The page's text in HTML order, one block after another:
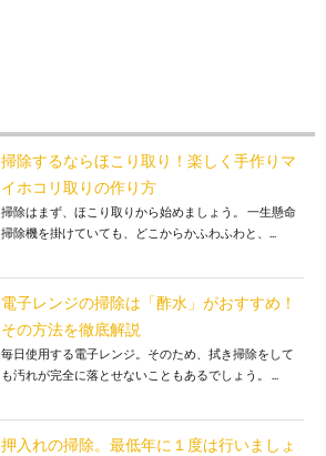
掃除するならほこり取り！楽しく手作りマ
イホコリ取りの作り方
掃除はまず、ほこり取りから始めましょう。 一生懸命
掃除機を掛けていても、どこからかふわふわと、...
電子レンジの掃除は「酢水」がおすすめ！
その方法を徹底解説
毎日使用する電子レンジ。そのため、拭き掃除をして
も汚れが完全に落とせないこともあるでしょう。 ...
押入れの掃除。最低年に１度は行いましょ